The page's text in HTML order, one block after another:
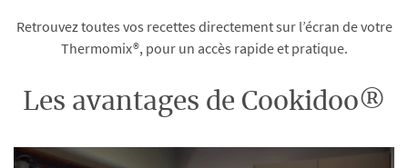
Retrouvez toutes vos recettes directement sur l’écran de votre
Thermomix®, pour un accès rapide et pratique.
Les avantages de Cookidoo®